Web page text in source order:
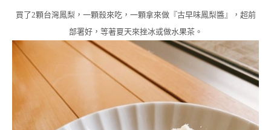
買了2顆台灣鳳梨，一顆殺來吃，一顆拿來做『古早味鳳梨醬』，超前
部署好，等著夏天來挫冰或做水果茶。